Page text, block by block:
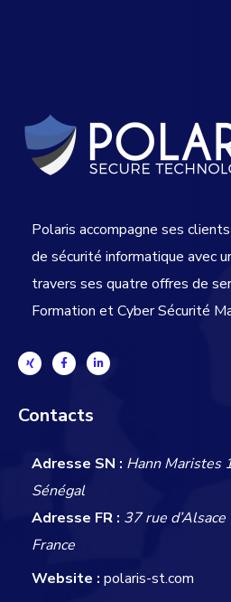
Polaris accompagne ses
de sécurité informatique avec
travers ses quatre offres de
Formation et Cyber Sécurité
Contacts
Adresse SN : Hann Maristes
Sénégal
Adresse FR : 37 rue
France
Website : polaris-st.com